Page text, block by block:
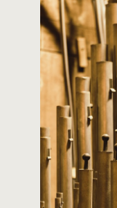
CONTACT